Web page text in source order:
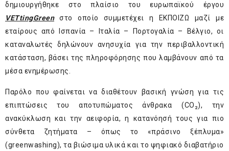
δημιουργήθηκε στο πλαίσιο του ευρωπαϊκού έργου
VETtingGreenστο οποίο συμμετέχει η ΕΚΠΟΙΖΩ μαζί με
εταίρους από Ισπανία – Ιταλία – Πορτογαλία – Βέλγιο, οι
καταναλωτές δηλώνουν ανησυχία για την περιβαλλοντική
κατάσταση, βάσει της πληροφόρησης που λαμβάνουν από τα
μέσα ενημέρωσης.
Παρόλο που φαίνεται να διαθέτουν βασική γνώση για τις
επιπτώσεις του αποτυπώματος άνθρακα (CO₂), την
ανακύκλωση και την αειφορία, η κατανόησή τους για πιο
σύνθετα ζητήματα – όπως το «πράσινο ξέπλυμα»
(greenwashing), τα βιώσιμα υλικά και το ψηφιακό διαβατήριο